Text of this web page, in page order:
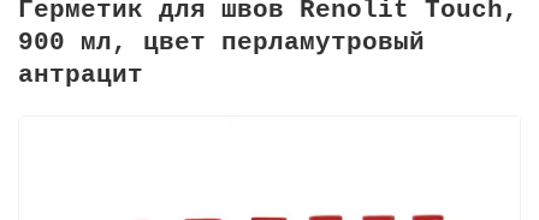
Герметик для швов Renolit Touch,
900 мл, цвет перламутровый
антрацит